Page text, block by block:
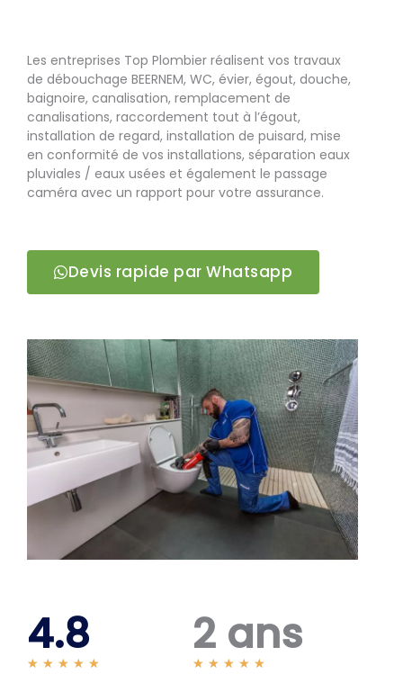
Les entreprises Top Plombier réalisent vos travaux
de débouchage BEERNEM, WC, évier, égout, douche,
baignoire, canalisation, remplacement de
canalisations, raccordement tout à l’égout,
installation de regard, installation de puisard, mise
en conformité de vos installations, séparation eaux
pluviales / eaux usées et également le passage
caméra avec un rapport pour votre assurance.
Devis rapide par Whatsapp
4.8
★ ★ ★ ★ ★
2 ans
★ ★ ★ ★ ★